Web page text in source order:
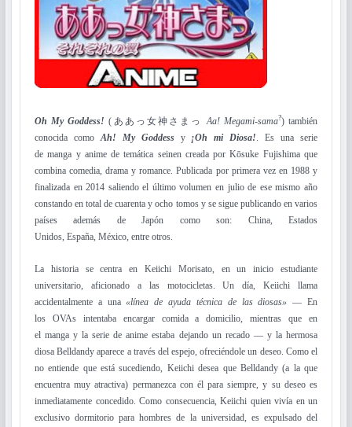
Oh My Goddess! (ああっ女神さまっ Aa! Megami-sama?) también
conocida como Ah! My Goddessy ¡Oh mi Diosa! . Es una serie
de manga y anime de temática seinen creada por Kōsuke Fujishima que
combina comedia, drama y romance. Publicada por primera vez en 1988 y
finalizada en 2014 saliendo el último volumen en julio de ese mismo año
constando en total de cuarenta y ocho tomos y se sigue publicando en varios
países además de Japón como son: China, Estados
Unidos, España, México, entre otros.
La historia se centra en Keiichi Morisato, en un inicio estudiante
universitario, aficionado a las motocicletas. Un día, Keiichi llama
accidentalmente a una«línea de ayuda técnica de las diosas» — En
los OVAs intentaba encargar comida a domicilio, mientras que en
el manga y la serie de anime estaba dejando un recado — y la hermosa
diosa Belldandy aparece a través del espejo, ofreciéndole un deseo. Como el
no entiende que está sucediendo, Keiichi desea que Belldandy (a la que
encuentra muy atractiva) permanezca con él para siempre, y su deseo es
inmediatamente concedido. Como consecuencia, Keiichi quien vivía en un
exclusivo dormitorio para hombres de la universidad, es expulsado del